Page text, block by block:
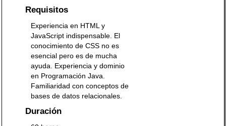
Requisitos
Experiencia en HTML y
JavaScript indispensable. El
conocimiento de CSS no es
esencial pero es de mucha
ayuda. Experiencia y dominio
en Programación Java.
Familiaridad con conceptos de
bases de datos relacionales.
Duración